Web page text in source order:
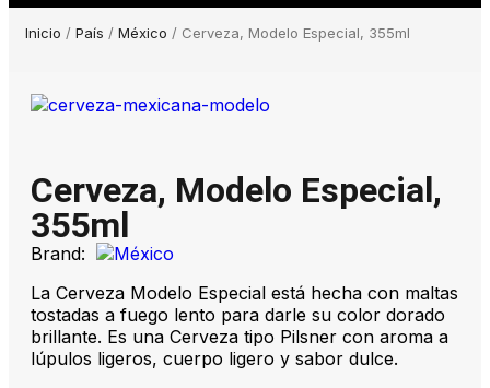
Inicio / País / México / Cerveza, Modelo Especial, 355ml
Cerveza, Modelo Especial,
355ml
Brand:
La Cerveza Modelo Especial está hecha con maltas
tostadas a fuego lento para darle su color dorado
brillante. Es una Cerveza tipo Pilsner con aroma a
lúpulos ligeros, cuerpo ligero y sabor dulce.